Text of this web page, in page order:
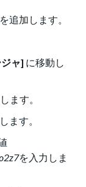
追加します。
ャ] に移動し
ます。
ます。
を入力しま